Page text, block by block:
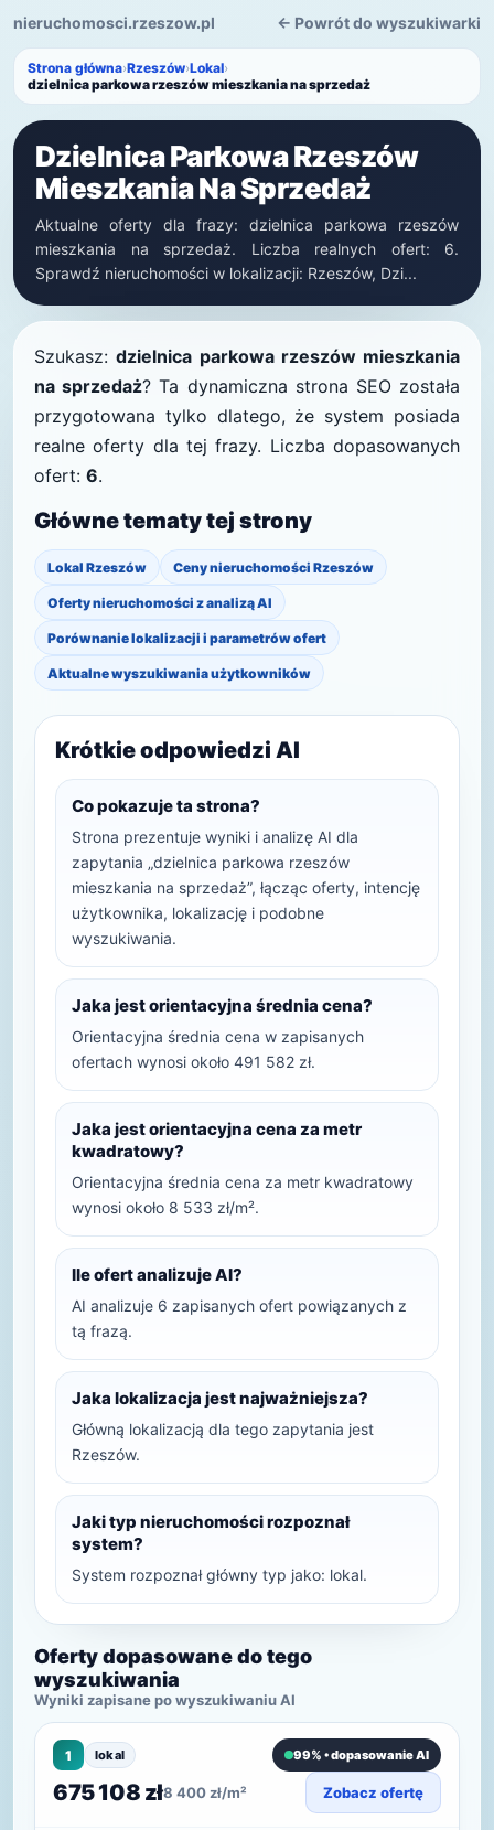
nieruchomosci.rzeszow.pl ← Powrót do wyszukiwarki
Strona główna›Rzeszów›Lokal›
dzielnica parkowa rzeszów mieszkania na sprzedaż
Dzielnica Parkowa Rzeszów
Mieszkania Na Sprzedaż
Aktualne oferty dla frazy: dzielnica parkowa rzeszów
mieszkania na sprzedaż. Liczba realnych ofert: 6.
Sprawdź nieruchomości w lokalizacji: Rzeszów, Dzi...
Szukasz:dzielnica parkowa rzeszów mieszkania
na sprzedaż? Ta dynamiczna strona SEO została
przygotowana tylko dlatego, że system posiada
realne oferty dla tej frazy. Liczba dopasowanych
ofert: 6.
Główne tematy tej strony
Lokal Rzeszów Ceny nieruchomości Rzeszów
Oferty nieruchomości z analizą AI
Porównanie lokalizacji i parametrów ofert
Aktualne wyszukiwania użytkowników
Krótkie odpowiedzi AI
Co pokazuje ta strona?
Strona prezentuje wyniki i analizę AI dla
zapytania „dzielnica parkowa rzeszów
mieszkania na sprzedaż”, łącząc oferty, intencję
użytkownika, lokalizację i podobne
wyszukiwania.
Jaka jest orientacyjna średnia cena?
Orientacyjna średnia cena w zapisanych
ofertach wynosi około 491 582 zł.
Jaka jest orientacyjna cena za metr
kwadratowy?
Orientacyjna średnia cena za metr kwadratowy
wynosi około 8 533 zł/m².
Ile ofert analizuje AI?
AI analizuje 6 zapisanych ofert powiązanych z
tą frazą.
Jaka lokalizacja jest najważniejsza?
Główną lokalizacją dla tego zapytania jest
Rzeszów.
Jaki typ nieruchomości rozpoznał
system?
System rozpoznał główny typ jako: lokal.
Oferty dopasowane do tego
wyszukiwania
Wyniki zapisane po wyszukiwaniu AI
1 lokal 99% • dopasowanie AI
675 108 zł8 400 zł/m² Zobacz ofertę